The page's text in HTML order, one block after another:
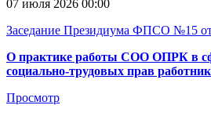
07 июля 2026 00:00
Заседание Президиума ФПСО №15 от
О практике работы СОО ОПРК в
социально-трудовых прав
Просмотр